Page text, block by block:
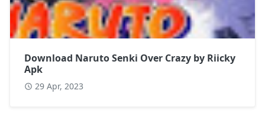
Download Naruto Senki Over Crazy by Riicky
Apk
29 Apr, 2023